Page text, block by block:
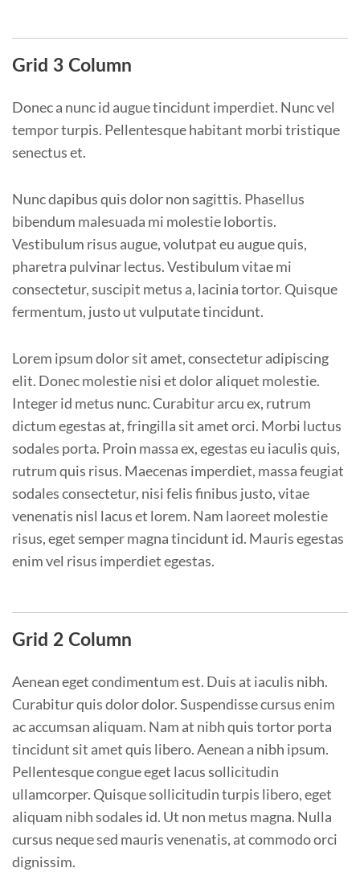
Grid 3 Column
Donec a nunc id augue tincidunt imperdiet. Nunc vel
tempor turpis. Pellentesque habitant morbi tristique
senectus et.
Nunc dapibus quis dolor non sagittis. Phasellus
bibendum malesuada mi molestie lobortis.
Vestibulum risus augue, volutpat eu augue quis,
pharetra pulvinar lectus. Vestibulum vitae mi
consectetur, suscipit metus a, lacinia tortor. Quisque
fermentum, justo ut vulputate tincidunt.
Lorem ipsum dolor sit amet, consectetur adipiscing
elit. Donec molestie nisi et dolor aliquet molestie.
Integer id metus nunc. Curabitur arcu ex, rutrum
dictum egestas at, fringilla sit amet orci. Morbi luctus
sodales porta. Proin massa ex, egestas eu iaculis quis,
rutrum quis risus. Maecenas imperdiet, massa feugiat
sodales consectetur, nisi felis finibus justo, vitae
venenatis nisl lacus et lorem. Nam laoreet molestie
risus, eget semper magna tincidunt id. Mauris egestas
enim vel risus imperdiet egestas.
Grid 2 Column
Aenean eget condimentum est. Duis at iaculis nibh.
Curabitur quis dolor dolor. Suspendisse cursus enim
ac accumsan aliquam. Nam at nibh quis tortor porta
tincidunt sit amet quis libero. Aenean a nibh ipsum.
Pellentesque congue eget lacus sollicitudin
ullamcorper. Quisque sollicitudin turpis libero, eget
aliquam nibh sodales id. Ut non metus magna. Nulla
cursus neque sed mauris venenatis, at commodo orci
dignissim.